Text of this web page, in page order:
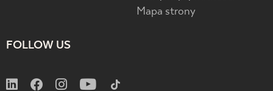
Mapa strony
FOLLOW US